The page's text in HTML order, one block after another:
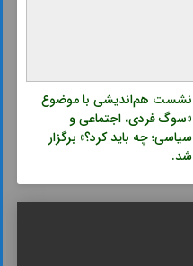
نشست هم‌اندیشی با موضوع
«سوگ فردی، اجتماعی و
سیاسی؛ چه باید کرد؟» برگزار
شد.